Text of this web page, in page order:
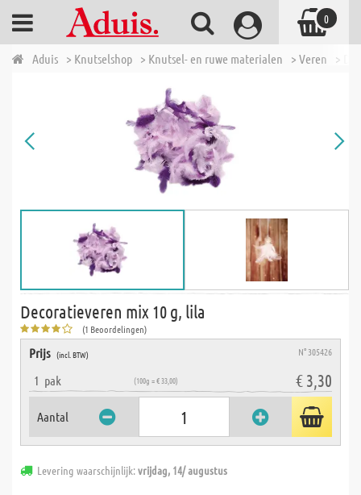
Aduis > Knutselshop > Knutsel- en ruwe materialen > Veren >
Decoratieveren mix 10 g, lila
(1 Beoordelingen)
Prijs (incl. BTW) N° 305426
1 pak (100g = € 33,00) € 3,30
Aantal
Levering waarschijnlijk:vrijdag, 14/ augustus
0